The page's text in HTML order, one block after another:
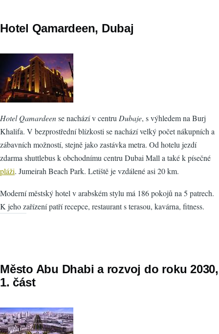
Hotel Qamardeen, Dubaj
Hotel Qamardeense nachází v centruDubaje, s výhledem na Burj
Khalifa. V bezprostřední blízkosti se nachází velký počet nákupních a
zábavních možností, stejně jako zastávka metra. Od hotelu jezdí
zdarma shuttlebus k obchodnímu centru Dubai Mall a také k písečné
pláži. Jumeirah Beach Park. Letiště je vzdálené asi 20 km.
Moderní městský hotel v arabském stylu má 186 pokojů na 5 patrech.
K jeho zařízení patří recepce, restaurant s terasou, kavárna, fitness.
Město Abu Dhabi a rozvoj do roku 2030,
1. část